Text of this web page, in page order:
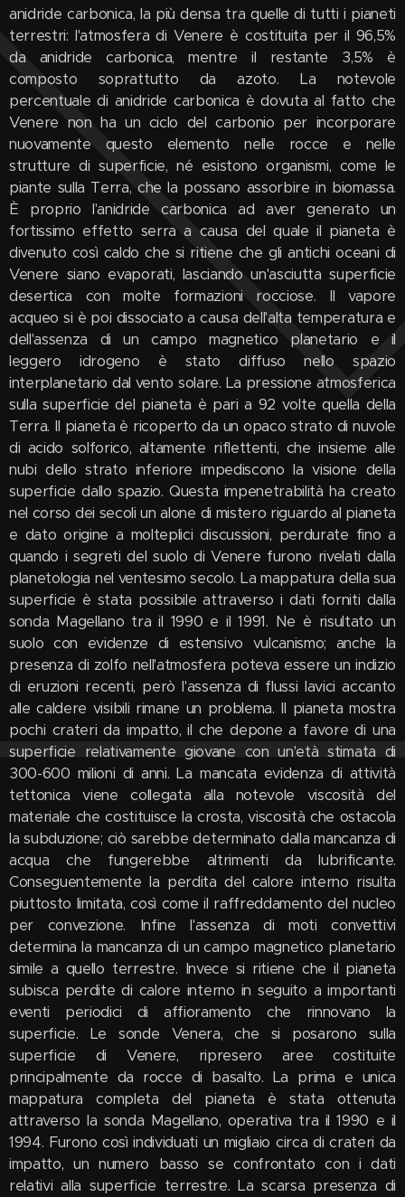
anidride carbonica, la più densa tra quelle di tutti i pianeti
terrestri: l'atmosfera di Venere è costituita per il 96,5%
da anidride carbonica, mentre il restante 3,5% è
composto soprattutto da azoto. La notevole
percentuale di anidride carbonica è dovuta al fatto che
Venere non ha un ciclo del carbonio per incorporare
nuovamente questo elemento nelle rocce e nelle
strutture di superficie, né esistono organismi, come le
piante sulla Terra, che la possano assorbire in biomassa.
È proprio l'anidride carbonica ad aver generato un
fortissimo effetto serra a causa del quale il pianeta è
divenuto così caldo che si ritiene che gli antichi oceani di
Venere siano evaporati, lasciando un'asciutta superficie
desertica con molte formazioni rocciose. Il vapore
acqueo si è poi dissociato a causa dell'alta temperatura e
dell'assenza di un campo magnetico planetario e il
leggero idrogeno è stato diffuso nello spazio
interplanetario dal vento solare. La pressione atmosferica
sulla superficie del pianeta è pari a 92 volte quella della
Terra. Il pianeta è ricoperto da un opaco strato di nuvole
di acido solforico, altamente riflettenti, che insieme alle
nubi dello strato inferiore impediscono la visione della
superficie dallo spazio. Questa impenetrabilità ha creato
nel corso dei secoli un alone di mistero riguardo al pianeta
e dato origine a molteplici discussioni, perdurate fino a
quando i segreti del suolo di Venere furono rivelati dalla
planetologia nel ventesimo secolo. La mappatura della sua
superficie è stata possibile attraverso i dati forniti dalla
sonda Magellano tra il 1990 e il 1991. Ne è risultato un
suolo con evidenze di estensivo vulcanismo; anche la
presenza di zolfo nell'atmosfera poteva essere un indizio
di eruzioni recenti, però l'assenza di flussi lavici accanto
alle caldere visibili rimane un problema. Il pianeta mostra
pochi crateri da impatto, il che depone a favore di una
superficie relativamente giovane con un'età stimata di
300-600 milioni di anni. La mancata evidenza di attività
tettonica viene collegata alla notevole viscosità del
materiale che costituisce la crosta, viscosità che ostacola
la subduzione; ciò sarebbe determinato dalla mancanza di
acqua che fungerebbe altrimenti da lubrificante.
Conseguentemente la perdita del calore interno risulta
piuttosto limitata, così come il raffreddamento del nucleo
per convezione. Infine l'assenza di moti convettivi
determina la mancanza di un campo magnetico planetario
simile a quello terrestre. Invece si ritiene che il pianeta
subisca perdite di calore interno in seguito a importanti
eventi periodici di affioramento che rinnovano la
superficie. Le sonde Venera, che si posarono sulla
superficie di Venere, ripresero aree costituite
principalmente da rocce di basalto. La prima e unica
mappatura completa del pianeta è stata ottenuta
attraverso la sonda Magellano, operativa tra il 1990 e il
1994. Furono così individuati un migliaio circa di crateri da
impatto, un numero basso se confrontato con i dati
relativi alla superficie terrestre. La scarsa presenza di